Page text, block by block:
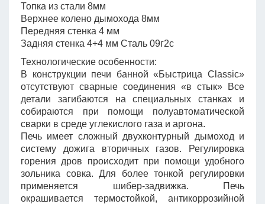
Топка из стали 8мм
Верхнее колено дымохода 8мм
Передняя стенка 4 мм
Задняя стенка 4+4 мм Сталь 09г2с
Технологические особенности:
В конструкции печи банной «Быстрица Сlassic»
отсутствуют сварные соединения «в стык» Все
детали загибаются на специальных станках и
собираются при помощи полуавтоматической
сварки в среде углекислого газа и аргона.
Печь имеет сложный двухконтурный дымоход и
систему дожига вторичных газов. Регулировка
горения дров происходит при помощи удобного
зольника совка. Для более тонкой регулировки
применяется шибер-задвижка. Печь
окрашивается термостойкой, антикоррозийной